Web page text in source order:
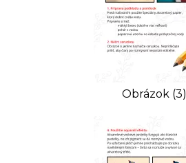
Obrázok (3)